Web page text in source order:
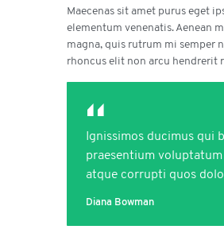
Maecenas sit amet purus eget
elementum venenatis. Aenean
magna, quis rutrum mi semper
rhoncus elit non arcu hendrerit
Ignissimos ducimus qui
praesentium
atque corrupti quos
Diana Bowman